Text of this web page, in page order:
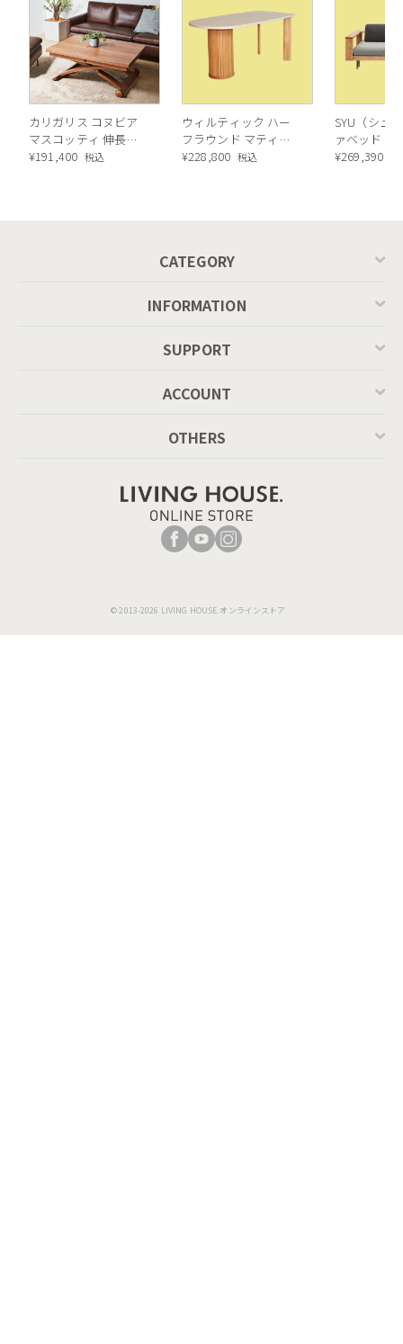
カリガリス コヌビア
マスコッティ 伸長・
昇降式テーブル ／
¥191,400 税込
ウィルティック ハー
フラウンド マティエ
ラ塗装 ダイニングテ
¥228,800 税込
SYU（シュ
ァベッド（
ル）190cm
¥269,390
CATEGORY
INFORMATION
SUPPORT
ACCOUNT
OTHERS
© 2013-2026 LIVING HOUSE.オンラインストア.